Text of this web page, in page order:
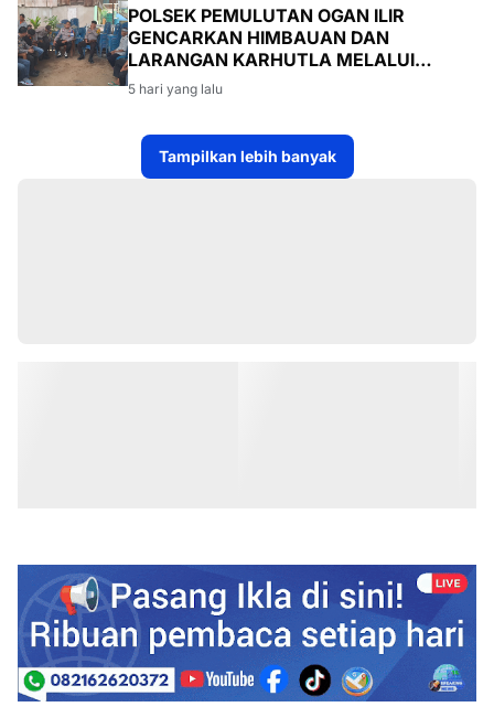
POLSEK PEMULUTAN OGAN ILIR
GENCARKAN HIMBAUAN DAN
LARANGAN KARHUTLA MELALUI
PROGRAM TSKD (TOURING SAMBANG
KE DESA-DESA
5 hari yang lalu
Tampilkan lebih banyak